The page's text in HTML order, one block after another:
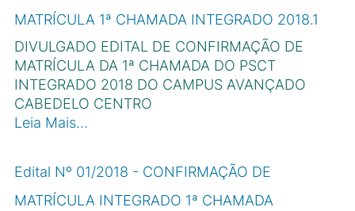
MATRÍCULA 1ª CHAMADA INTEGRADO 2018.1
DIVULGADO EDITAL DE CONFIRMAÇÃO DE
MATRÍCULA DA 1ª CHAMADA DO PSCT
INTEGRADO 2018 DO CAMPUS AVANÇADO
CABEDELO CENTRO
Leia Mais…
Edital Nº 01/2018 - CONFIRMAÇÃO DE
MATRÍCULA INTEGRADO 1ª CHAMADA